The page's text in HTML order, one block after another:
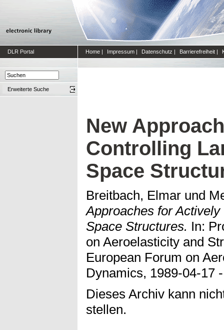
DLR Portal Home | Impressum | Datenschutz | Barrierefreiheit |
Erweiterte Suche
New
Controlling
Space
Breitbach, Elmar und
Approaches for
Space Structures. In:
on Aeroelasticity and
European Forum on
Dynamics, 1989-04-17
Dieses Archiv kann
stellen.